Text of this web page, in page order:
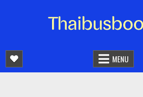
จองตั๋วรถออนไลน์ 24 ชั่วโมง
MENU